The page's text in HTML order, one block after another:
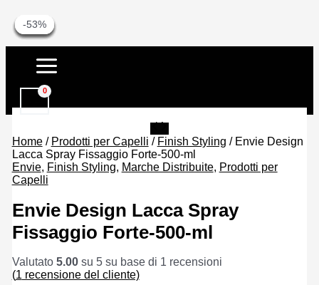
contenuto
-30%
Home/ Prodotti per Capelli / Finish Styling / Envie Design
Lacca Spray Fissaggio Forte-500-ml
Envie, Finish Styling, Marche Distribuite, Prodotti per
Capelli
Envie Design Lacca Spray
Fissaggio Forte-500-ml
Valutato 5.00su 5 su base di 1 recensioni
(1 recensione del cliente)
-30%
-30%
-27%
-27%
-53%
-53%